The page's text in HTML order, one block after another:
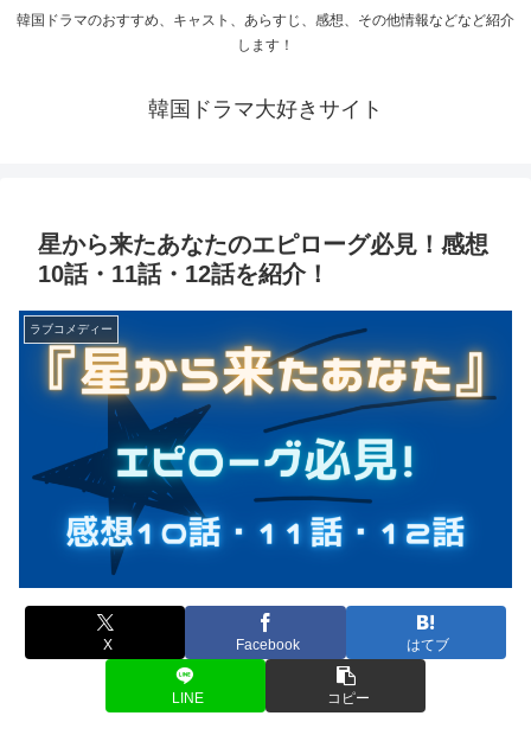
韓国ドラマのおすすめ、キャスト、あらすじ、感想、その他情報などなど紹介
します！
韓国ドラマ大好きサイト
星から来たあなたのエピローグ必見！感想
10話・11話・12話を紹介！
ラブコメディー
X Facebook はてブ
LINE コピー